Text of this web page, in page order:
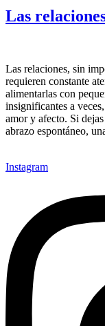
Las
Las relaciones, sin
requieren constante
alimentarlas con
insignificantes a
amor y afecto. Si
abrazo espontáneo,
Instagram